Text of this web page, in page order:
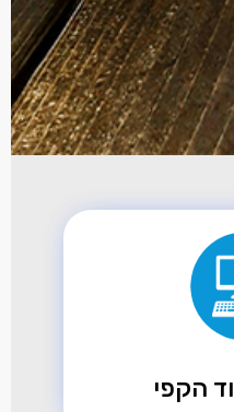
הקפי